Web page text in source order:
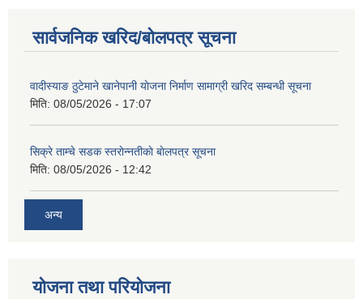
सार्वजनिक खरिद/बोलपत्र सूचना
वादीस्याङ ठुटेमाने खानेपानी याेजना निर्माण सामाग्री खरिद सम्बन्धी सूचना
मिति: 08/05/2026 - 17:07
सिक्रे ताम्चे सडक स्तराेन्नतीकाे बाेलपत्र सूचना
मिति: 08/05/2026 - 12:42
अन्य
योजना तथा परियोजना